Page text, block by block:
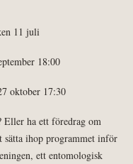
11 juli
18:00
oktober 17:30
ha ett föredrag om
ihop programmet inför
ett entomologisk